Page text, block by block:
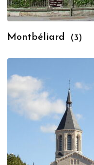
Montbéliard (3)